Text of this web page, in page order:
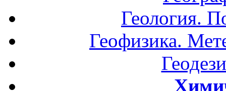
Геология.
Геофизика.